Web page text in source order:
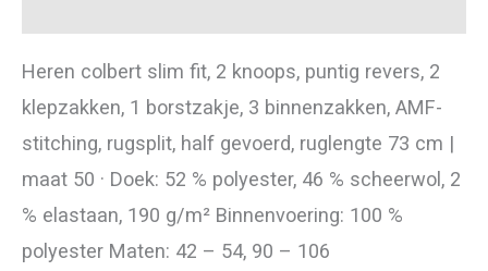
Heren colbert slim fit, 2 knoops, puntig revers, 2
klepzakken, 1 borstzakje, 3 binnenzakken, AMF-
stitching, rugsplit, half gevoerd, ruglengte 73 cm |
maat 50 · Doek: 52 % polyester, 46 % scheerwol, 2
% elastaan, 190 g/m² Binnenvoering: 100 %
polyester Maten: 42 – 54, 90 – 106